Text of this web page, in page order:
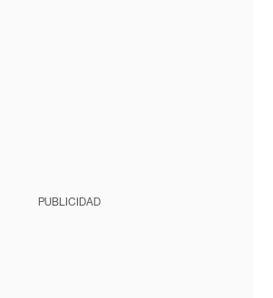
PUBLICIDAD